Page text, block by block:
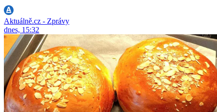
Aktuálně.cz - Zprávy
dnes, 15:32